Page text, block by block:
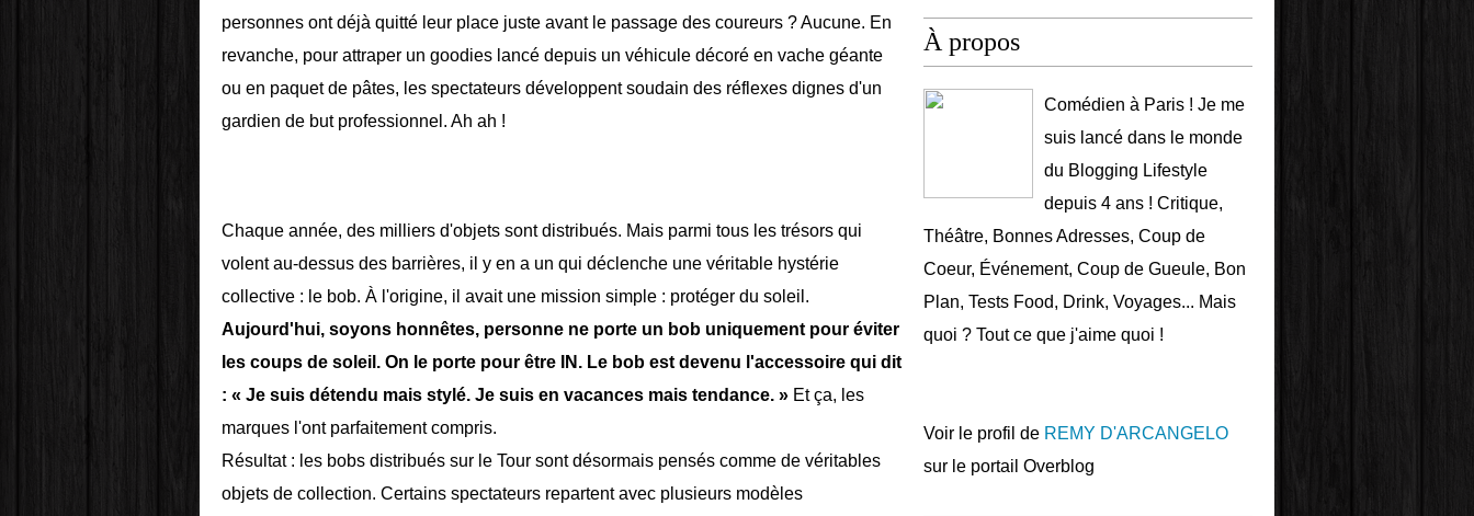
personnes ont déjà quitté leur place juste avant le passage des coureurs ? Aucune. En
revanche, pour attraper un goodies lancé depuis un véhicule décoré en vache géante
ou en paquet de pâtes, les spectateurs développent soudain des réflexes dignes d'un
gardien de but professionnel. Ah ah !
Chaque année, des milliers d'objets sont distribués. Mais parmi tous les trésors qui
volent au-dessus des barrières, il y en a un qui déclenche une véritable hystérie
collective : le bob. À l'origine, il avait une mission simple : protéger du soleil.
Aujourd'hui, soyons honnêtes, personne ne porte un bob uniquement pour éviter
les coups de soleil. On le porte pour être IN. Le bob est devenu l'accessoire qui dit
: « Je suis détendu mais stylé. Je suis en vacances mais tendance. » Et ça, les
marques l'ont parfaitement compris.
Résultat : les bobs distribués sur le Tour sont désormais pensés comme de véritables
objets de collection. Certains spectateurs repartent avec plusieurs modèles
À propos
Comédien à Paris ! Je me
suis lancé dans le monde
du Blogging Lifestyle
depuis 4 ans ! Critique,
Théâtre, Bonnes Adresses, Coup de
Coeur, Événement, Coup de Gueule, Bon
Plan, Tests Food, Drink, Voyages... Mais
quoi ? Tout ce que j'aime quoi !
Voir le profil de REMY D'ARCANGELO
sur le portail Overblog